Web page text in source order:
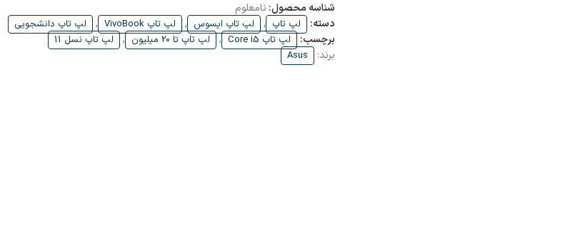
شناسه محصول: نامعلوم
دسته:
لپ تاپ , لپ تاپ ایسوس , لپ تاپ VivoBook , لپ تاپ دانشجویی
برچسب: لپ تاپ Core i5 , لپ تاپ تا 20 میلیون , لپ تاپ نسل 11
برند: Asus